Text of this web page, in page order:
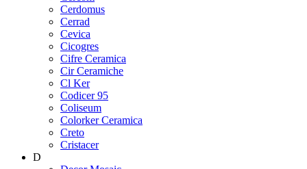
Cerdomus
Cerrad
Cevica
Cicogres
Cifre Ceramica
Cir Ceramiche
Cl Ker
Codicer 95
Coliseum
Colorker Ceramica
Creto
Cristacer
D